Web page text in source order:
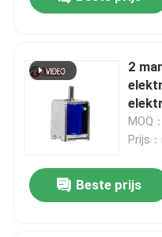
2
MOQ
Prijs
Beste prijs